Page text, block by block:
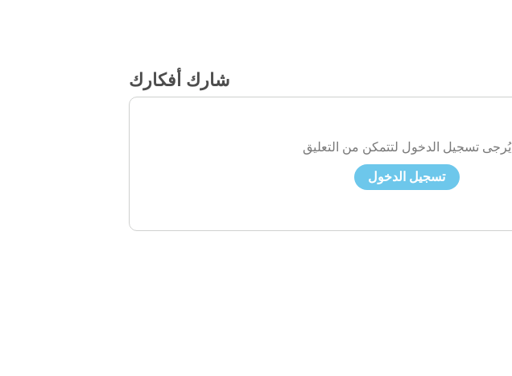
شارك أفكارك
يُرجى تسجيل الدخول لتتمكن من التعليق
تسجيل الدخول